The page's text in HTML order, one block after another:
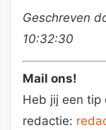
Geschreven
10:32:30
Mail ons!
Heb jij een tip
redactie: